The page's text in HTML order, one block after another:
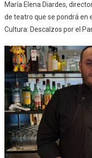
María Elena Diardes,
de teatro que se pondrá en
Cultura: Descalzos por el